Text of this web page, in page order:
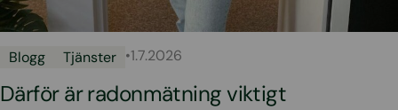
Blogg Tjänster •1.7.2026
Därför är radonmätning viktigt